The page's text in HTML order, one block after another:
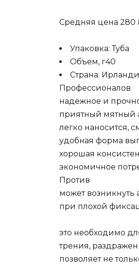
Средняя цена 280
Упаковка: Туба
Объем, г40
Страна:
Профессионалов
надежное и
приятный мятный
легко наносится,
удобная форма
хорошая
экономичное
Против
может возникнуть
при плохой
это необходимо
трения,
позволяет не